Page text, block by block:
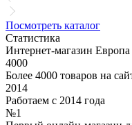
Посмотреть каталог
Статистика
Интернет-магазин
4000
Более 4000 товаров на
2014
Работаем с 2014 года
№1